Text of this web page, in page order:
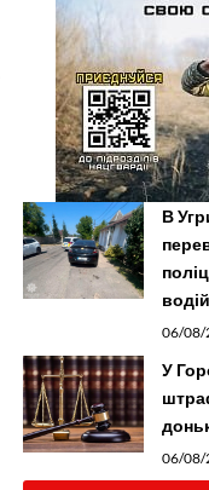
В
06/08/
У
06/08/